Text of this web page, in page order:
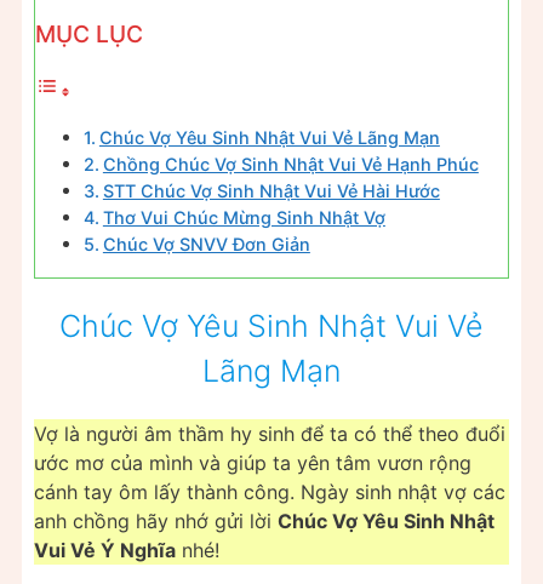
MỤC LỤC
Chúc Vợ Yêu Sinh Nhật Vui Vẻ Lãng Mạn
Chồng Chúc Vợ Sinh Nhật Vui Vẻ Hạnh Phúc
STT Chúc Vợ Sinh Nhật Vui Vẻ Hài Hước
Thơ Vui Chúc Mừng Sinh Nhật Vợ
Chúc Vợ SNVV Đơn Giản
Chúc Vợ Yêu Sinh Nhật Vui Vẻ
Lãng Mạn
Vợ là người âm thầm hy sinh để ta có thể theo đuổi
ước mơ của mình và giúp ta yên tâm vươn rộng
cánh tay ôm lấy thành công. Ngày sinh nhật vợ các
anh chồng hãy nhớ gửi lời Chúc Vợ Yêu Sinh Nhật
Vui Vẻ Ý Nghĩa nhé!